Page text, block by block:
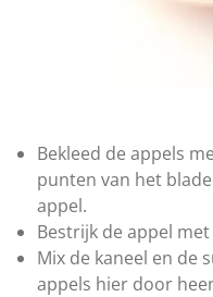
Bekleed de appels
punten van het
appel.
Bestrijk de appel
Mix de kaneel en de
appels hier door